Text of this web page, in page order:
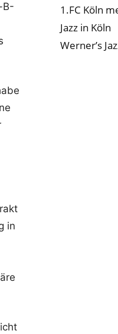
B-
in
1.FC Köln
Jazz in Köln
Werner’s